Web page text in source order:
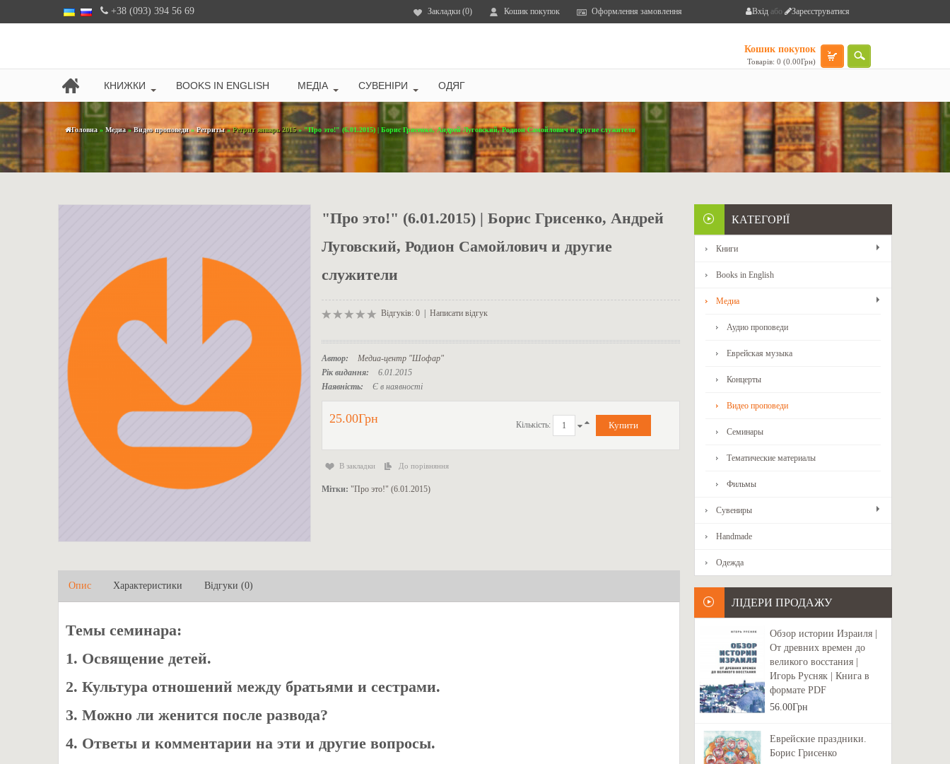
+38 (093) 394 56 69 Вхід або Зареєструватися
Закладки (0) Кошик покупок Оформлення замовлення
Кошик покупок
Товарів: 0 (0.00Грн)
КНИЖКИ BOOKS IN ENGLISH МЕДІА СУВЕНІРИ ОДЯГ
Головна» Медиа»Видео проповеди» Ретриты»Ретрит январь 2015» "Про это!" (6.01.2015) | Борис Грисенко, Андрей Луговский, Родион Самойлович и другие служители
"Про это!" (6.01.2015) | Борис Грисенко, Андрей
Луговский, Родион Самойлович и другие
служители
Відгуків: 0| Написати відгук
Автор:
Медиа-центр "Шофар"
Рік видання:
6.01.2015
Наявність:
Є в наявності
25.00Грн Кількість:
В закладки До порівняння
Мітки: "Про это!" (6.01.2015)
Опис Характеристики Відгуки (0)
Темы семинара:
1. Освящение детей.
2. Культура отношений между братьями и сестрами.
3. Можно ли женится после развода?
4. Ответы и комментарии на эти и другие вопросы.
КАТЕГОРІЇ
Книги
Books in English
Медиа
Аудио проповеди
Еврейская музыка
Концерты
Видео проповеди
Семинары
Тематические материалы
Фильмы
Сувениры
Handmade
Одежда
ЛІДЕРИ ПРОДАЖУ
Обзор истории Израиля |
От древних времен до
великого восстания |
Игорь Русняк | Книга в
формате PDF
56.00Грн
Еврейские праздники.
Борис Грисенко